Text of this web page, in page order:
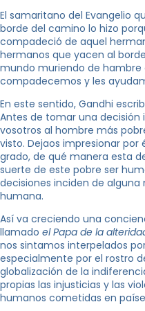
El samaritano del Evangelio
borde del camino lo hizo
compadeció de aquel
hermanos que yacen al
mundo muriendo de hambre
compadecemos y les
En este sentido, Gandhi
Antes de tomar una
vosotros al hombre más
visto. Dejaos impresionar
grado, de qué manera esta
suerte de este pobre ser
decisiones inciden de
humana.
Así va creciendo una
llamado el Papa de la
nos sintamos interpelados
especialmente por el rostro
globalización de la
propias las injusticias y las
humanos cometidas en